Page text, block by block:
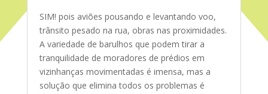
SIM! pois aviões pousando e levantando voo,
trânsito pesado na rua, obras nas proximidades.
A variedade de barulhos que podem tirar a
tranquilidade de moradores de prédios em
vizinhanças movimentadas é imensa, mas a
solução que elimina todos os problemas é